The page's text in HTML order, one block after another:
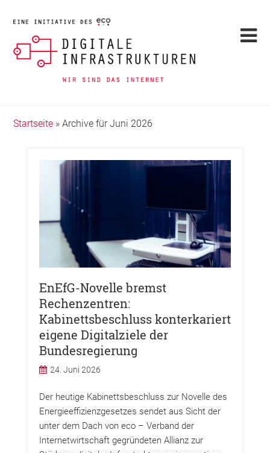
Startseite »Archive für Juni 2026
EnEfG-Novelle bremst
Rechenzentren:
Kabinettsbeschluss konterkariert
eigene Digitalziele der
Bundesregierung
24. Juni 2026
Der heutige Kabinettsbeschluss zur Novelle des
Energieeffizienzgesetzes sendet aus Sicht der
unter dem Dach von eco – Verband der
Internetwirtschaft gegründeten Allianz zur